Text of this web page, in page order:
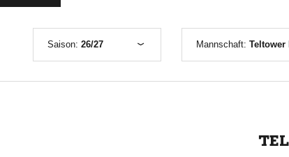
Saison: 26/27 Mannschaft:Teltower